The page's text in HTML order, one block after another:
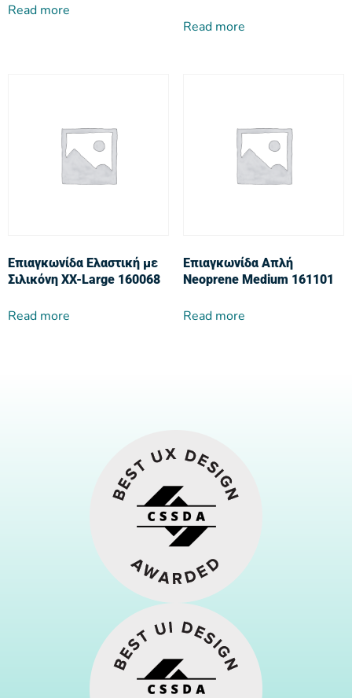
Read more
Read more
Επιαγκωνίδα Ελαστική με
Σιλικόνη XX-Large 160068
Read more
Επιαγκωνίδα Απλή
Neoprene Medium 161101
Read more